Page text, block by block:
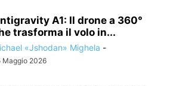
A1: Il drone a 360°
trasforma il volo in...
«Jshodan» Mighela -
Maggio 2026